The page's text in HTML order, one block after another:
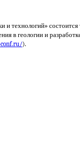
и технологий»
в геологии и
).